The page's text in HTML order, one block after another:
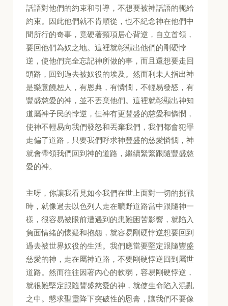
話語對他們的約束和引導，不想要被神話語的軛給
約束。因此他們就不肯順從，也不紀念神在他們中
間所行的奇事，竟硬著頸項居心背逆，自立首領，
要回他們為奴之地。這裡就彰顯出他們的剛硬悖
逆，使他們完全忘記神所做的事，而且還想要走回
頭路，回到過去被奴役的埃及。然而利未人指出神
是樂意饒恕人，有恩典，有憐憫，不輕易發怒，有
豐盛慈愛的神，並不丟棄他們。這裡就彰顯出神知
道屬神子民的悖逆，但神有更豐盛的慈愛和憐憫，
使神不輕易向我們發怒和丟棄我們，我們都會犯罪
走偏了道路，只要我們呼求神豐盛的慈愛憐憫，神
就會帶領我們回到神的道路，繼續緊緊跟隨豐盛慈
愛的神。
主呀，你讓我看見如今我們在世上面對一切的挑戰
時，就像過去以色列人走在曠野道路當中跟隨神一
樣，很容易被眼前遭遇到的患難困苦影響，就陷入
負面情緒的懷疑和抱怨，就容易剛硬悖逆想要回到
過去被世界奴役的生活。我們應當要堅定跟隨豐盛
慈愛的神，走在屬神道路，不要剛硬悖逆回到屬世
道路。然而往往因著內心的軟弱，容易剛硬悖逆，
就很難堅定跟隨豐盛慈愛的神，就使生命陷入混亂
之中。懇求聖靈降下突破性的恩膏，讓我們不要像